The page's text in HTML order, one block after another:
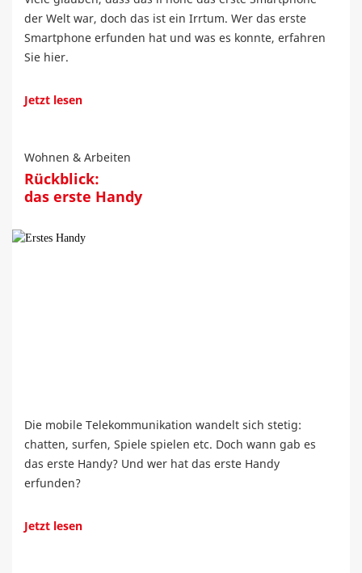
der Welt war, doch das ist ein Irrtum. Wer das erste
Smartphone erfunden hat und was es konnte, erfahren
Sie hier.
Jetzt lesen
Wohnen & Arbeiten
Rückblick:
das erste Handy
Die mobile Telekommunikation wandelt sich stetig:
chatten, surfen, Spiele spielen etc. Doch wann gab es
das erste Handy? Und wer hat das erste Handy
erfunden?
Jetzt lesen